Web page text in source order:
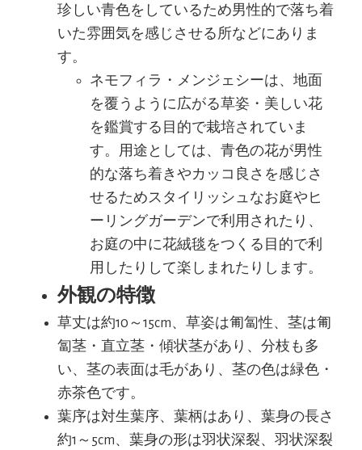
珍しい青色をしているため男性的で落ち着
いた雰囲気を感じさせる所などにありま
す。
ネモフィラ・メンジェシーは、地面
を覆うように広がる草姿・美しい花
を鑑賞する目的で栽培されていま
す。用途としては、青色の花が男性
的な落ち着きやカッコ良さを感じさ
せるためスタイリッシュなお庭やヒ
ーリングガーデンで利用されたり、
お庭の中に花絨毯をつくる目的で利
用したりして楽しまれたりします。
外観の特徴
草丈は約10～15cm、草姿は匍匐性、茎は匍
匐茎・直立茎・傾状茎があり、分枝も多
い、茎の表面は毛があり、茎の色は緑色・
赤茶色です。
葉序は対生葉序、葉柄はあり、葉身の長さ
約1～5cm、葉身の形は羽状深裂、羽状深裂